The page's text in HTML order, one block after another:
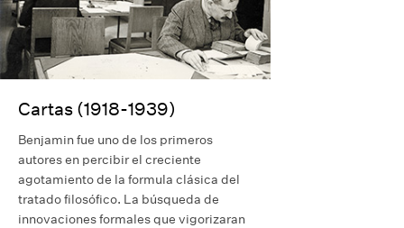
Cartas (1918-1939)
Benjamin fue uno de los primeros
autores en percibir el creciente
agotamiento de la formula clásica del
tratado filosófico. La búsqueda de
innovaciones formales que vigorizaran